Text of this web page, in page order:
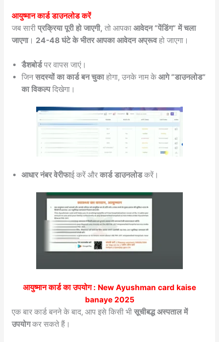
आयुष्मान कार्ड डाउनलोड करें
जब सारीप्रक्रिया पूरी हो जाएगी, तो आपका आवेदन “पेंडिंग” में चला
जाएगा। 24-48 घंटे के भीतर आपका आवेदन अप्रूवहो जाएगा।
डैशबोर्डपर वापस जाएं।
जिनसदस्यों का कार्ड बन चुकाहोगा, उनके नाम के आगे “डाउनलोड”
का विकल्पदिखेगा।
आधार नंबर वेरीफाई करें औरकार्ड डाउनलोडकरें।
आयुष्मान कार्ड का उपयोग : New Ayushman card kaise
banaye 2025
एक बार कार्ड बनने के बाद, आप इसे किसी भी सूचीबद्ध अस्पताल में
उपयोगकर सकते हैं।